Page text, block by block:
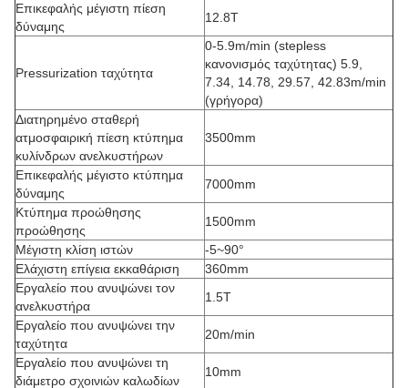
Επικεφαλής μέγιστη πίεση
δύναμης
12.8T
Pressurization ταχύτητα
0-5.9m/min (stepless
κανονισμός ταχύτητας) 5.9,
7.34, 14.78, 29.57, 42.83m/min
(γρήγορα)
Διατηρημένο σταθερή
ατμοσφαιρική πίεση κτύπημα
κυλίνδρων ανελκυστήρων
3500mm
Επικεφαλής μέγιστο κτύπημα
δύναμης
7000mm
Κτύπημα προώθησης
προώθησης
1500mm
Μέγιστη κλίση ιστών
-5~90°
Ελάχιστη επίγεια εκκαθάριση
360mm
Εργαλείο που ανυψώνει τον
ανελκυστήρα
1.5T
Εργαλείο που ανυψώνει την
ταχύτητα
20m/min
Εργαλείο που ανυψώνει τη
διάμετρο σχοινιών καλωδίων
10mm